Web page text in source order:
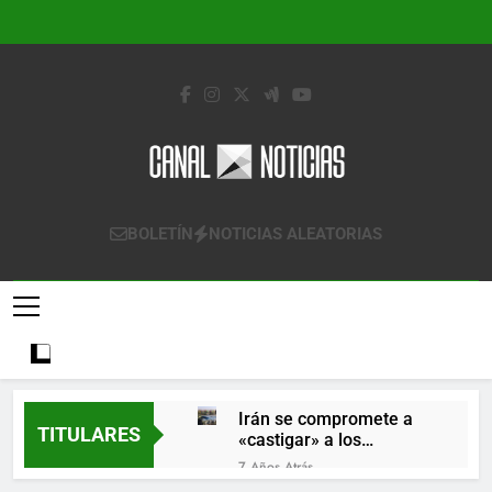
Canal Noticias
Canal Noticias
BOLETÍN NOTICIAS ALEATORIAS
TITULARES
Irán se compromete a
«castigar» a los
responsables de
derribar un avión
7 Años Atrás